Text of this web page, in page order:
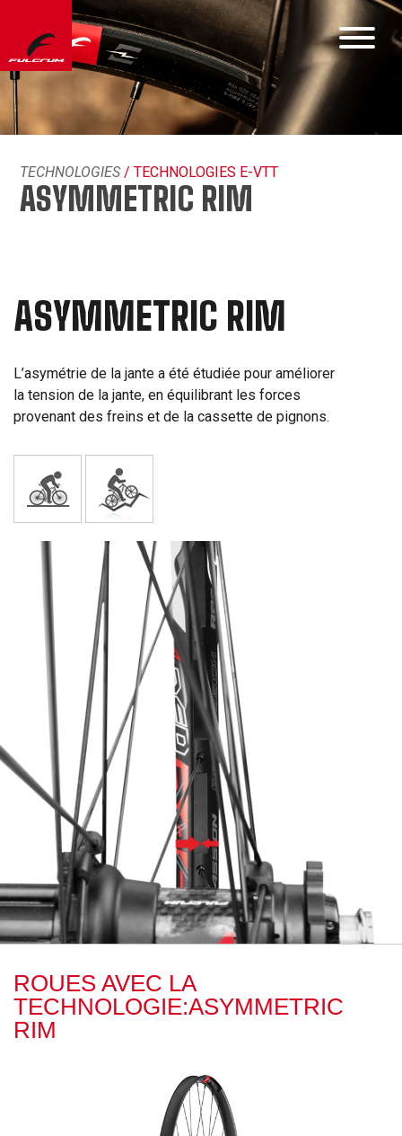
TECHNOLOGIES / TECHNOLOGIES E-VTT
ASYMMETRIC RIM
ASYMMETRIC RIM
L’asymétrie de la jante a été étudiée pour améliorer
la tension de la jante, en équilibrant les forces
provenant des freins et de la cassette de pignons.
ROUES AVEC LA
TECHNOLOGIE:ASYMMETRIC
RIM